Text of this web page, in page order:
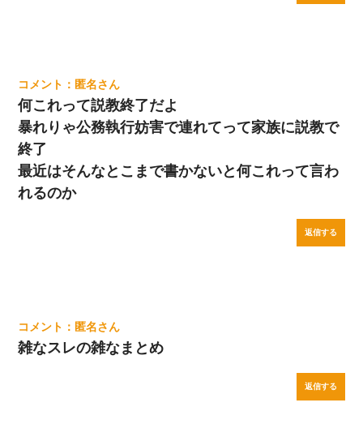
匿名
何これって説教終了だよ
暴れりゃ公務執行妨害で連れてって家族に説教で
終了
最近はそんなとこまで書かないと何これって言わ
れるのか
返信する
匿名
雑なスレの雑なまとめ
返信する